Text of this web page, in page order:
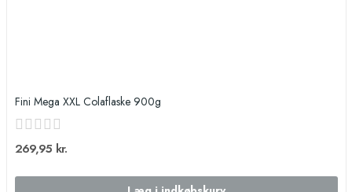
Fini Mega XXL Colaflaske 900g
269,95 kr.